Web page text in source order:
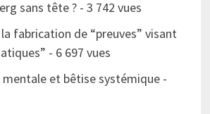
sans tête ?- 3 742 vues
fabrication de “preuves” visant
- 6 697 vues
et bêtise systémique-